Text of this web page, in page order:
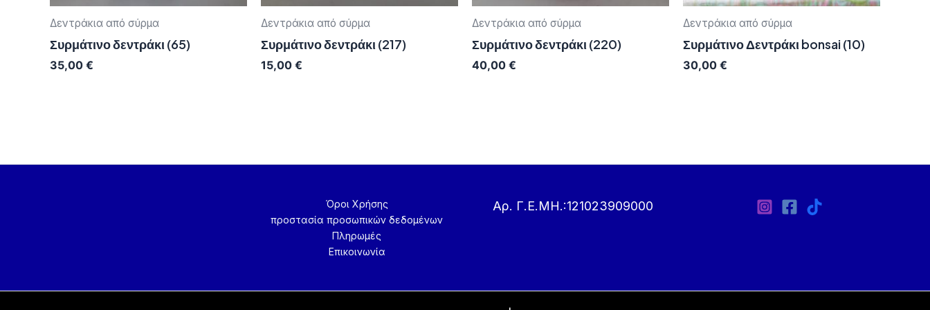
Δεντράκια από σύρμα
Συρμάτινο δεντράκι (65)
35,00 €
Δεντράκια από σύρμα
Συρμάτινο δεντράκι (217)
15,00 €
Δεντράκια από σύρμα
Συρμάτινο δεντράκι (220)
40,00 €
Δεντράκια από σύρμα
Συρμάτινο Δεντράκι bonsai (10)
30,00 €
Όροι Χρήσης
προστασία προσωπικών δεδομένων
Πληρωμές
Επικοινωνία
Αρ. Γ.Ε.ΜΗ.:121023909000